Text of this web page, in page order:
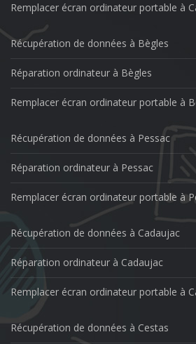
Remplacer écran ordinateur portable à
Récupération de données à Bègles
Réparation ordinateur à Bègles
Remplacer écran ordinateur portable à
Récupération de données à Pessac
Réparation ordinateur à Pessac
Remplacer écran ordinateur portable à
Récupération de données à Cadaujac
Réparation ordinateur à Cadaujac
Remplacer écran ordinateur portable à
Récupération de données à Cestas